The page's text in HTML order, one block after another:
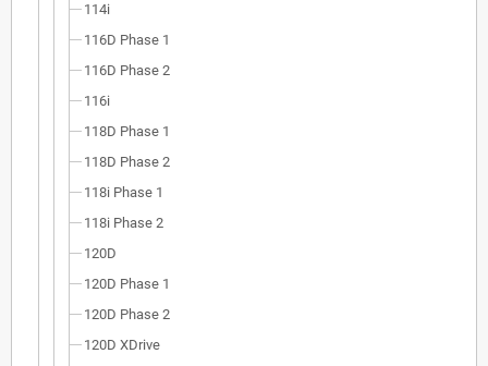
114i
116D Phase 1
116D Phase 2
116i
118D Phase 1
118D Phase 2
118i Phase 1
118i Phase 2
120D
120D Phase 1
120D Phase 2
120D XDrive